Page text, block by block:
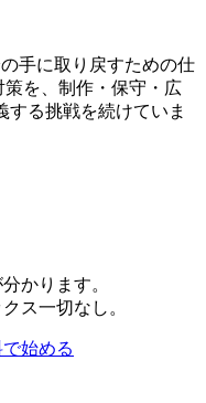
手に取り戻すための仕
を、制作・保守・広
る挑戦を続けていま
かります。
ス一切なし。
始める